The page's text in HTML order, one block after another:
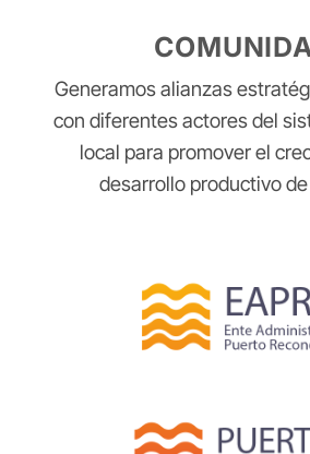
Generamos alianzas
con diferentes actores del
local para promover el
desarrollo productivo